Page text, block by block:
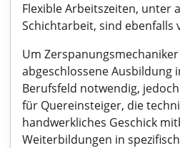
Flexible Arbeitszeiten, unter
Schichtarbeit, sind ebenfalls
Um
abgeschlossene Ausbildung
Berufsfeld notwendig,
für Quereinsteiger, die
handwerkliches Geschick
Weiterbildungen in